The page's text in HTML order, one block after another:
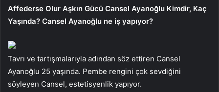
Affederse Olur Aşkın Gücü Cansel Ayanoğlu Kimdir, Kaç
Yaşında? Cansel Ayanoğlu ne iş yapıyor?
Tavrı ve tartışmalarıyla adından söz ettiren Cansel
Ayanoğlu 25 yaşında. Pembe rengini çok sevdiğini
söyleyen Cansel, estetisyenlik yapıyor.